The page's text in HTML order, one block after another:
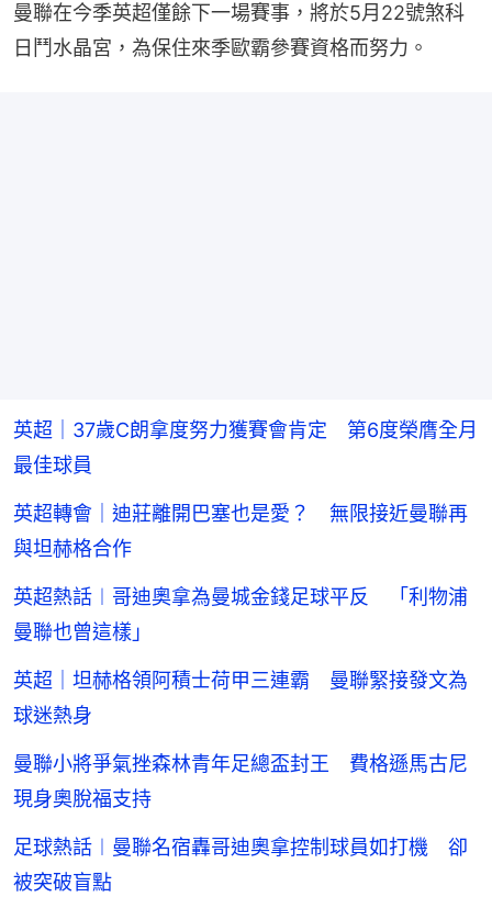
曼聯在今季英超僅餘下一場賽事，將於5月22號煞科
日鬥水晶宮，為保住來季歐霸參賽資格而努力。
英超｜37歲C朗拿度努力獲賽會肯定 第6度榮膺全月
最佳球員
英超轉會｜迪莊離開巴塞也是愛？ 無限接近曼聯再
與坦赫格合作
英超熱話︱哥迪奧拿為曼城金錢足球平反 「利物浦
曼聯也曾這樣」
英超｜坦赫格領阿積士荷甲三連霸 曼聯緊接發文為
球迷熱身
曼聯小將爭氣挫森林青年足總盃封王 費格遜馬古尼
現身奧脫福支持
足球熱話︱曼聯名宿轟哥迪奧拿控制球員如打機 卻
被突破盲點